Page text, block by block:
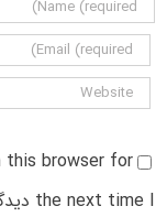
this browser for
the next time I دیدگاه.